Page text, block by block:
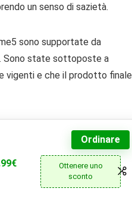
un senso di sazietà.
sono supportate da
Sono state sottoposte a
vigenti e che il prodotto finale
Ordinare
Ottenere uno
sconto